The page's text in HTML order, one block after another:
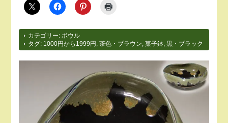
カテゴリー: ボウル
タグ: 1000円から1999円 ,茶色・ブラウン ,菓子鉢 ,黒・ブラック